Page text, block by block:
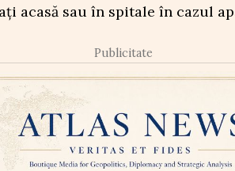
acasă sau în spitale în cazul
Publicitate